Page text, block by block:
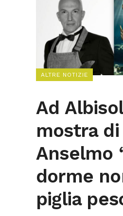
ALTRE NOTIZIE
Ad
mostra
Anselmo
dorme
piglia